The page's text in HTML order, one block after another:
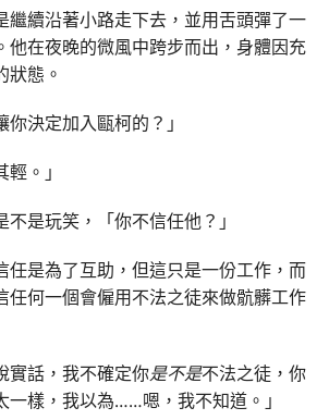
繼續沿著小路走下去，並用舌頭彈了一
他在夜晚的微風中跨步而出，身體因充
狀態。
決定加入甌柯的？」
。」
是玩笑，「你不信任他？」
任是為了互助，但這只是一份工作，而
任何一個會僱用不法之徒來做骯髒工作
實話，我不確定你是不是不法之徒，你
一樣，我以為……嗯，我不知道。」